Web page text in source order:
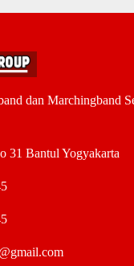
dan Marchingband
31 Bantul Yogyakarta